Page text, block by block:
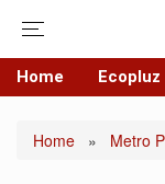
Home Ecopluz
Home » Metro